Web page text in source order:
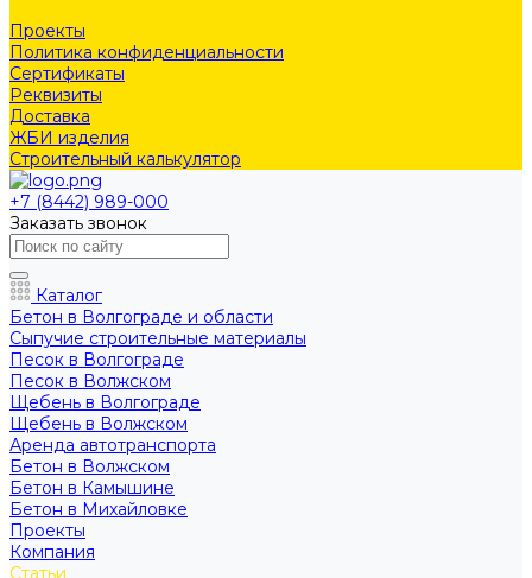
Проекты
Политика конфиденциальности
Сертификаты
Реквизиты
Доставка
ЖБИ изделия
Строительный калькулятор
+7 (8442) 989-000
Заказать звонок
Каталог
Бетон в Волгограде и области
Сыпучие строительные материалы
Песок в Волгограде
Песок в Волжском
Щебень в Волгограде
Щебень в Волжском
Аренда автотранспорта
Бетон в Волжском
Бетон в Камышине
Бетон в Михайловке
Проекты
Компания
Статьи